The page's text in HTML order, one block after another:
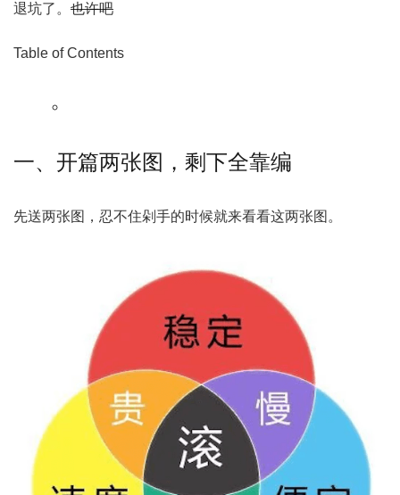
退坑了。 也许吧
Table of Contents
一、开篇两张图，剩下全靠编
先送两张图，忍不住剁手的时候就来看看这两张图。